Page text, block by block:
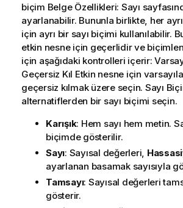
biçim Belge Özellikleri: Sayı
ayarlanabilir. Bununla birlikte, her
için ayrı bir sayı biçimi kullanılabilir.
etkin nesne için geçerlidir ve
için aşağıdaki kontrolleri içerir:
Geçersiz Kıl Etkin nesne için
geçersiz kılmak üzere seçin. Sayı
alternatiflerden bir sayı biçimi seçin.
Karışık: Hem sayı hem metin.
biçimde gösterilir.
Sayı: Sayısal değerleri,
ayarlanan basamak sayısıyla
Tamsayı: Sayısal değerleri
gösterir.